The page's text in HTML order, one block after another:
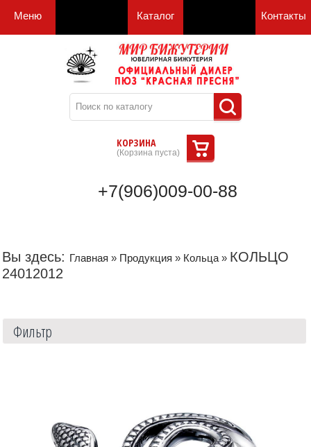
Меню Каталог Контакты
КОРЗИНА
(Корзина пуста)
+7(906)009-00-88
Вы здесь: Главная » Продукция » Кольца » КОЛЬЦО
24012012
Фильтр